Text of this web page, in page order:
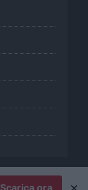
Scarica ora